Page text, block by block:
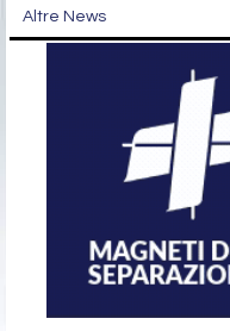
Altre News